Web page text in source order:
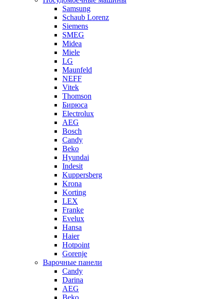
Samsung
Schaub Lorenz
Siemens
SMEG
Midea
Miele
LG
Maunfeld
NEFF
Vitek
Thomson
Бирюса
Electrolux
AEG
Bosch
Candy
Beko
Hyundai
Indesit
Kuppersberg
Krona
Korting
LEX
Franke
Evelux
Hansa
Haier
Hotpoint
Gorenje
Варочные панели
Candy
Darina
AEG